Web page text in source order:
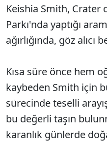
Keishia Smith, Crater
Parkı'nda yaptığı
ağırlığında, göz
Kısa süre önce hem
kaybeden Smith için
sürecinde teselli
bu değerli taşın
karanlık günlerde